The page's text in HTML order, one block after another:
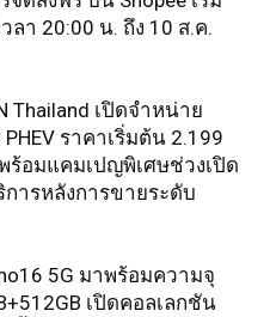
ลา 20:00 น. ถึง 10 ส.ค.
Thailand เปิดจำหน่าย
PHEV ราคาเริ่มต้น 2.199
ร้อมแคมเปญพิเศษช่วงเปิด
การหลังการขายระดับ
5G มาพร้อมความจุ
เปิดคอลเลกชัน